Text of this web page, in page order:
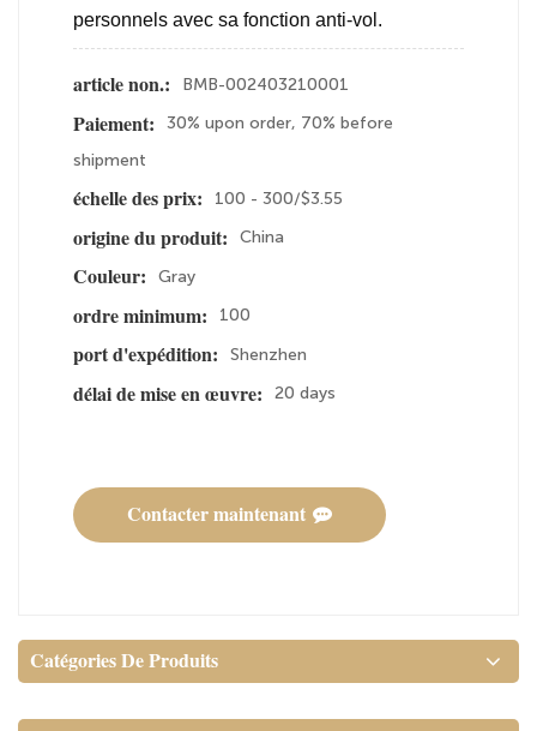
personnels avec sa fonction anti-vol.
article non.:
BMB-002403210001
Paiement:
30% upon order, 70% before
shipment
échelle des prix:
100 - 300/$3.55
origine du produit:
China
Couleur:
Gray
ordre minimum:
100
port d'expédition:
Shenzhen
délai de mise en œuvre:
20 days
Contacter maintenant
Catégories De Produits